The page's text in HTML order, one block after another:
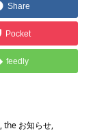
Share
Pocket
feedly
,the お知らせ,